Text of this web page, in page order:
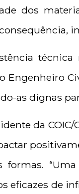
dos
Engenheiro
as dignas
da
formas.
eficazes de